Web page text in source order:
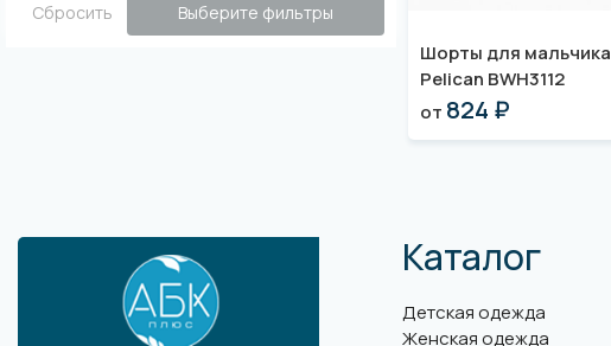
Сбросить Выберите фильтры
Шорты для мальчика
Pelican BWH3112
от 824 ₽
Каталог
Детская одежда
Женская одежда